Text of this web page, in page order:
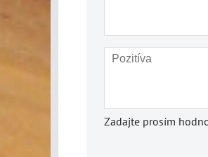
Zadajte prosím